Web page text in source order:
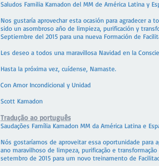
Saludos Familia Kamadon del MM de América Latina y
Nos gustaría aprovechar esta ocasión para agradecer a
sido un asombroso año de limpieza, purificación y
Septiembre del 2015 para una nueva Formación de
Les deseo a todos una maravillosa Navidad en la
Hasta la próxima vez, cuídense, Namaste.
Con Amor Incondicional y Unidad
Scott Kamadon
Tradução ao português
Saudações Família Kamadon MM da América Latina e
Nós gostaríamos de aproveitar essa oportunidade para
ano maravilhoso de limpeza, purificação e
setembro de 2015 para um novo treinamento de